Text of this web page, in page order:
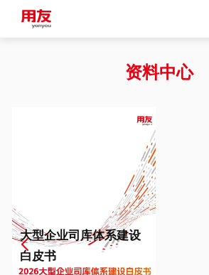
Vietnam
Europe
Hungary
资料中心
大型企业司库体系建设
白皮书